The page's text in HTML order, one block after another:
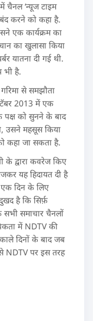
चैनल ‘न्यूज टाइम
करने को कहा है.
एक कार्यक्रम का
का खुलासा किया
यातना दी गई थी.
भी है.
से समझौता
2013 में एक
पक्ष को सुनने के बाद
उसने महसूस किया
कहा जा सकता है.
के द्वारा कवरेज किए
यह हिदायत दी है
एक दिन के लिए
है कि सिर्फ़
सभी समाचार चैनलों
में NDTV की
दिनों के बाद जब
NDTV पर इस तरह